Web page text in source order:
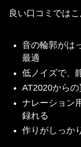
良い口コミでは
音の輪郭がは
最適
低ノイズで、
AT2020から
ナレーション
録れる
作りがしっか